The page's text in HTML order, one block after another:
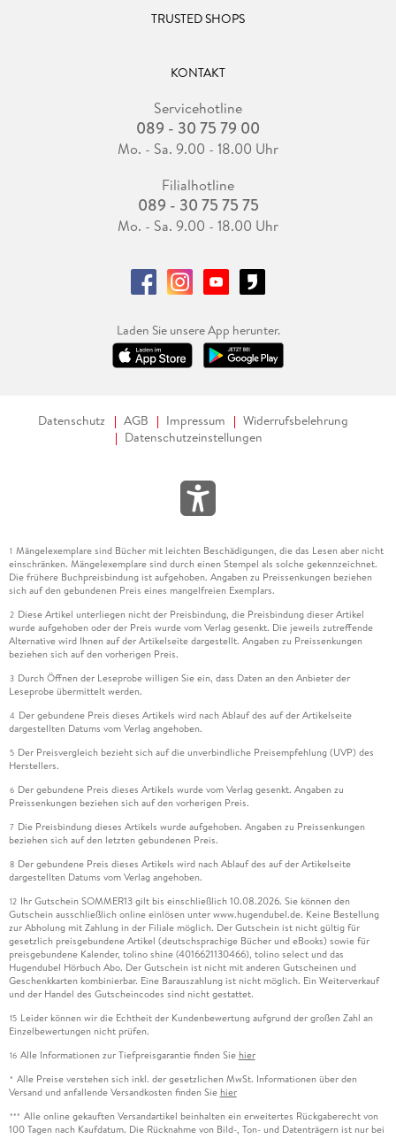
TRUSTED SHOPS
KONTAKT
Servicehotline
089 - 30 75 79 00
Mo. - Sa. 9.00 - 18.00 Uhr
Filialhotline
089 - 30 75 75 75
Mo. - Sa. 9.00 - 18.00 Uhr
Laden Sie unsere App herunter.
Datenschutz AGB Impressum
Widerrufsbelehrung
Datenschutzeinstellungen
1 Mängelexemplare sind Bücher mit leichten Beschädigungen, die das Lesen aber nicht
einschränken. Mängelexemplare sind durch einen Stempel als solche gekennzeichnet.
Die frühere Buchpreisbindung ist aufgehoben. Angaben zu Preissenkungen beziehen
sich auf den gebundenen Preis eines mangelfreien Exemplars.
2 Diese Artikel unterliegen nicht der Preisbindung, die Preisbindung dieser Artikel
wurde aufgehoben oder der Preis wurde vom Verlag gesenkt. Die jeweils zutreffende
Alternative wird Ihnen auf der Artikelseite dargestellt. Angaben zu Preissenkungen
beziehen sich auf den vorherigen Preis.
3 Durch Öffnen der Leseprobe willigen Sie ein, dass Daten an den Anbieter der
Leseprobe übermittelt werden.
4 Der gebundene Preis dieses Artikels wird nach Ablauf des auf der Artikelseite
dargestellten Datums vom Verlag angehoben.
5 Der Preisvergleich bezieht sich auf die unverbindliche Preisempfehlung (UVP) des
Herstellers.
6 Der gebundene Preis dieses Artikels wurde vom Verlag gesenkt. Angaben zu
Preissenkungen beziehen sich auf den vorherigen Preis.
7 Die Preisbindung dieses Artikels wurde aufgehoben. Angaben zu Preissenkungen
beziehen sich auf den letzten gebundenen Preis.
8 Der gebundene Preis dieses Artikels wird nach Ablauf des auf der Artikelseite
dargestellten Datums vom Verlag angehoben.
12 Ihr Gutschein SOMMER13 gilt bis einschließlich 10.08.2026. Sie können den
Gutschein ausschließlich online einlösen unter www.hugendubel.de. Keine Bestellung
zur Abholung mit Zahlung in der Filiale möglich. Der Gutschein ist nicht gültig für
gesetzlich preisgebundene Artikel (deutschsprachige Bücher und eBooks) sowie für
preisgebundene Kalender, tolino shine (4016621130466), tolino select und das
Hugendubel Hörbuch Abo. Der Gutschein ist nicht mit anderen Gutscheinen und
Geschenkkarten kombinierbar. Eine Barauszahlung ist nicht möglich. Ein Weiterverkauf
und der Handel des Gutscheincodes sind nicht gestattet.
15 Leider können wir die Echtheit der Kundenbewertung aufgrund der großen Zahl an
Einzelbewertungen nicht prüfen.
16 Alle Informationen zur Tiefpreisgarantie finden Sie hier
* Alle Preise verstehen sich inkl. der gesetzlichen MwSt. Informationen über den
Versand und anfallende Versandkosten finden Sie hier
*** Alle online gekauften Versandartikel beinhalten ein erweitertes Rückgaberecht von
100 Tagen nach Kaufdatum. Die Rücknahme von Bild-, Ton- und Datenträgern ist nur bei